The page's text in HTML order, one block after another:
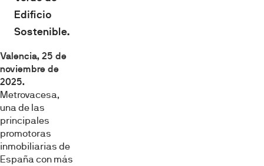
Edificio
Sostenible.
Valencia, 25 de
noviembre de
2025.
Metrovacesa,
una de las
principales
promotoras
inmobiliarias de
España con más